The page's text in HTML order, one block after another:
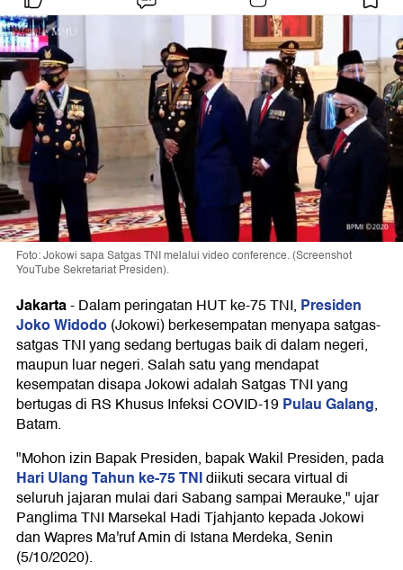
Foto: Jokowi sapa Satgas TNI melalui video conference. (Screenshot
YouTube Sekretariat Presiden).
Jakarta-Dalam peringatan HUT ke-75 TNI, Presiden
Joko Widodo(Jokowi) berkesempatan menyapa satgas-
satgas TNI yang sedang bertugas baik di dalam negeri,
maupun luar negeri. Salah satu yang mendapat
kesempatan disapa Jokowi adalah Satgas TNI yang
bertugas di RS Khusus Infeksi COVID-19Pulau Galang,
Batam.
"Mohon izin Bapak Presiden, bapak Wakil Presiden, pada
Hari Ulang Tahun ke-75 TNIdiikuti secara virtual di
seluruh jajaran mulai dari Sabang sampai Merauke," ujar
Panglima TNI Marsekal Hadi Tjahjanto kepada Jokowi
dan Wapres Ma'ruf Amin di Istana Merdeka, Senin
(5/10/2020).